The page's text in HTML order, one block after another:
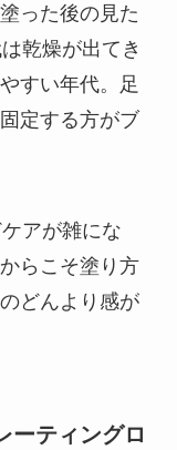
った後の見た
乾燥が出てき
すい年代。足
定する方がブ
アが雑にな
らこそ塗り方
どんより感が
ーティングロ